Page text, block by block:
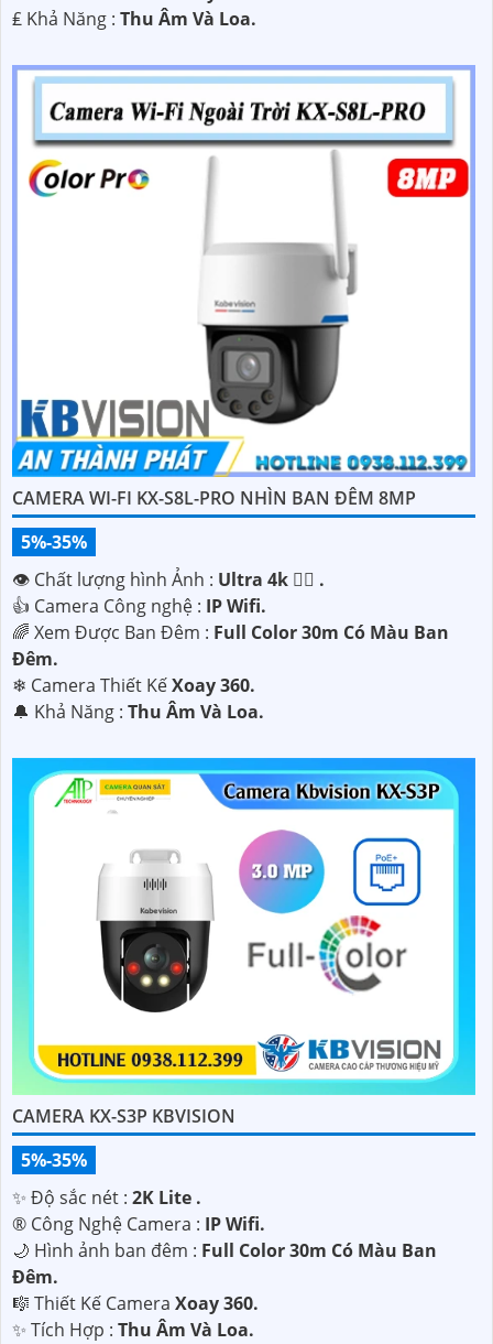
️₤ Khả Năng : Thu Âm Và Loa.
CAMERA WI-FI KX-S8L-PRO NHÌN BAN ĐÊM 8MP
5%-35%
👁 Chất lượng hình Ảnh : Ultra 4k 👍🏾 .
👍 Camera Công nghệ : IP Wifi.
🌈 Xem Được Ban Đêm : Full Color 30m Có Màu Ban
Ðêm.
❄ Camera Thiết KếXoay 360.
️🔔 Khả Năng : Thu Âm Và Loa.
CAMERA KX-S3P KBVISION
5%-35%
✨ Độ sắc nét : 2K Lite .
®️ Công Nghệ Camera : IP Wifi.
🌙 Hình ảnh ban đêm : Full Color 30m Có Màu Ban
Ðêm.
🎼️ Thiết Kế Camera Xoay 360.
️✨ Tích Hợp : Thu Âm Và Loa.